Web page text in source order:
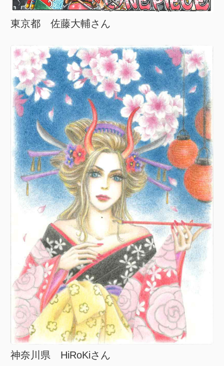
東京都 佐藤大輔さん
神奈川県 HiRoKiさん